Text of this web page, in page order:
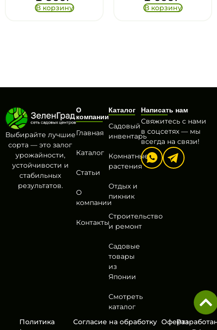
Выбирайте лучшие
сорта — это залог
урожайности,
устойчивости и
стабильных
результатов.
О
компании
Главная
Каталог
Статьи
О
компании
Контакты
Каталог
Садовый
инвентарь
Комнатные
растения
Отдых и
пикник
Строительство
и ремонт
Садовые
товары
из
Японии
Смотреть
каталог
Написать нам
Свяжитесь с нами
в соцсетях — мы
всегда на связи!
Политика
Согласие на обработку Оферта